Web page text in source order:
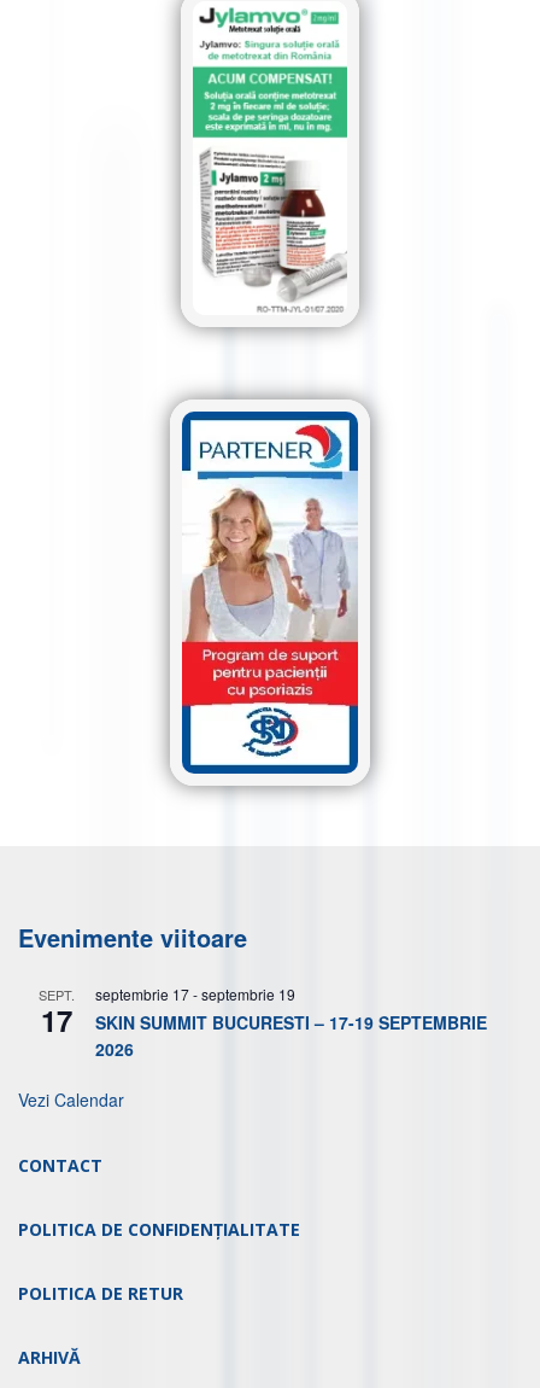
Evenimente viitoare
SEPT.
17
septembrie 17-septembrie 19
SKIN SUMMIT BUCURESTI – 17-19 SEPTEMBRIE
2026
Vezi Calendar
CONTACT
POLITICA DE CONFIDENȚIALITATE
POLITICA DE RETUR
ARHIVĂ